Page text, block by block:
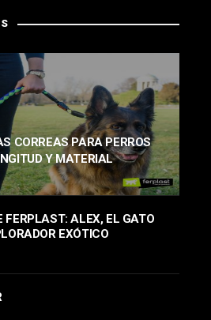
CORREAS PARA PERROS
Y MATERIAL
FERPLAST: ALEX, EL GATO
EXÓTICO